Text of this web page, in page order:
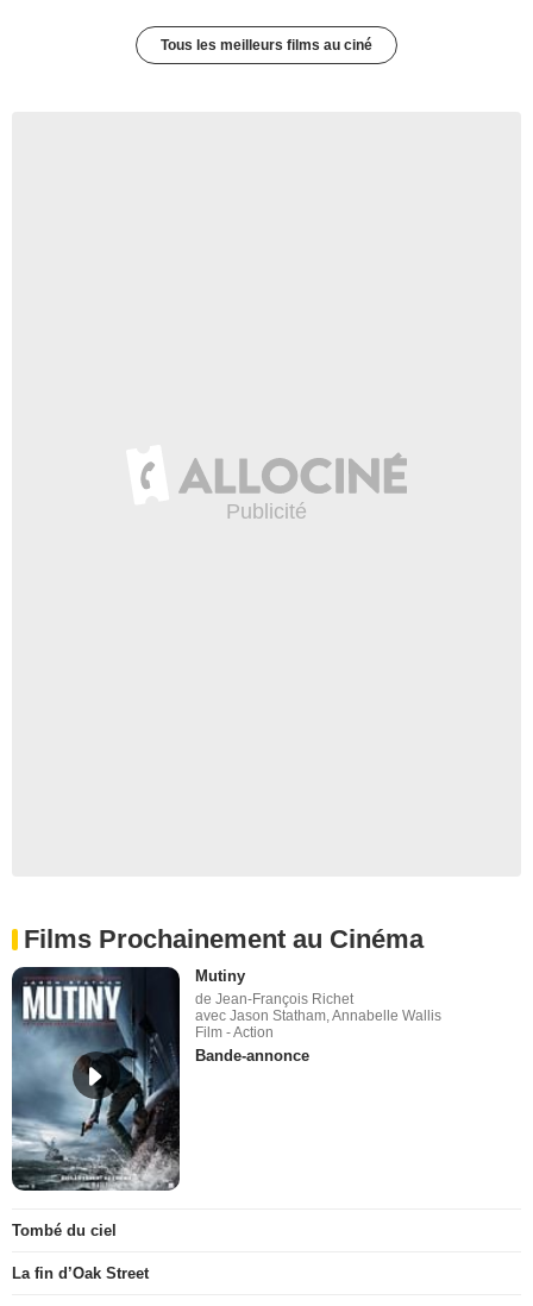
Tous les meilleurs films au ciné
Films Prochainement au Cinéma
Mutiny
de Jean-François Richet
avec Jason Statham, Annabelle Wallis
Film - Action
Bande-annonce
Tombé du ciel
La fin d’Oak Street